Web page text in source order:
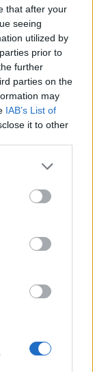
that after your
seeing
utilized by
prior to
further
parties on the
may
IAB’s List of
it to other
di questo
la linea editoriale
inclusi nei
lettori che
I commenti
in automatico dal